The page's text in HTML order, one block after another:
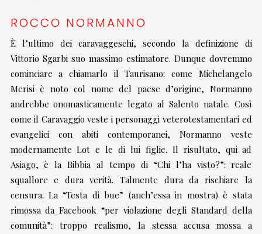
ROCCO NORMANNO
È l’ultimo dei caravaggeschi, secondo la definizione di
Vittorio Sgarbi suo massimo estimatore. Dunque dovremmo
cominciare a chiamarlo il Taurisano: come Michelangelo
Merisi è noto col nome del paese d’origine, Normanno
andrebbe onomasticamente legato al Salento natale. Così
come il Caravaggio veste i personaggi veterotestamentari ed
evangelici con abiti contemporanei, Normanno veste
modernamente Lot e le di lui figlie. Il risultato, qui ad
Asiago, è la Bibbia al tempo di “Chi l’ha visto?”: reale
squallore e dura verità. Talmente dura da rischiare la
censura. La “Testa di bue” (anch’essa in mostra) è stata
rimossa da Facebook “per violazione degli Standard della
comunità”: troppo realismo, la stessa accusa mossa a